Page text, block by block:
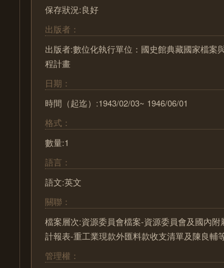
保存狀況:良好
出版者：
出版者:數位化執行單位：國史館典藏國家檔案
程計畫
日期：
時間（起迄）:1943/02/03~ 1946/06/01
格式：
數量:1
語言：
語文:英文
關聯：
檔案層次:資源委員會檔案-資源委員會及國內
計報表-重工業現款外匯料款收支清單及陳良輔
管理權：